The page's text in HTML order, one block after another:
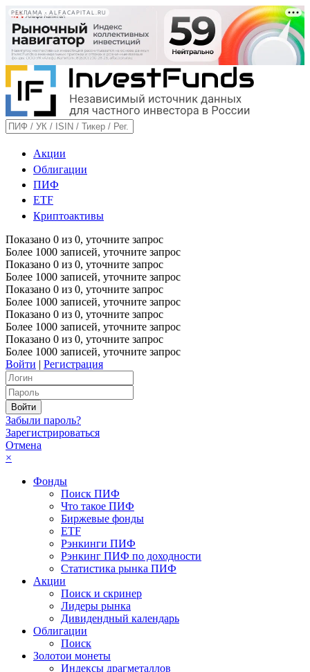
РЕКЛАМА • ALFACAPITAL.RU
Акции
Облигации
ПИФ
ETF
Криптоактивы
Показано 0 из 0, уточните запрос
Более 1000 записей, уточните запрос
Показано 0 из 0, уточните запрос
Более 1000 записей, уточните запрос
Показано 0 из 0, уточните запрос
Более 1000 записей, уточните запрос
Показано 0 из 0, уточните запрос
Более 1000 записей, уточните запрос
Показано 0 из 0, уточните запрос
Более 1000 записей, уточните запрос
Войти | Регистрация
Забыли пароль?
Зарегистрироваться
Отмена
×
Фонды
Поиск ПИФ
Что такое ПИФ
Биржевые фонды
ETF
Рэнкинги ПИФ
Рэнкинг ПИФ по доходности
Статистика рынка ПИФ
Акции
Поиск и скринер
Лидеры рынка
Дивидендный календарь
Облигации
Поиск
Золотои монеты
Индексы драгметаллов